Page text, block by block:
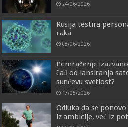
24/06/2026
Rusija testira
raka
08/06/2026
Pomračenje
čađ od lansiranja
sunčevu svetlost?
17/05/2026
Odluka da se
iz ambicije, već iz